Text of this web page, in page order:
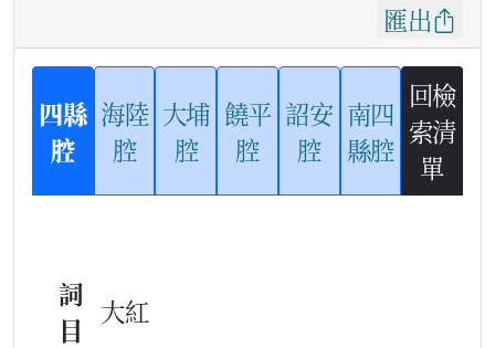
匯出
四縣
腔
海陸
腔
大埔
腔
饒平
腔
詔安
腔
南四
縣腔
回檢
索清
單
詞
目
大紅